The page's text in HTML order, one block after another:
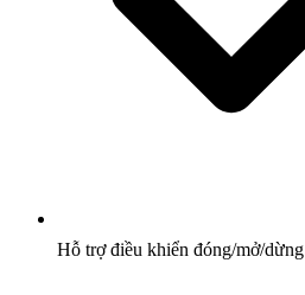
Hỗ trợ điều khiển đóng/mở/dừng